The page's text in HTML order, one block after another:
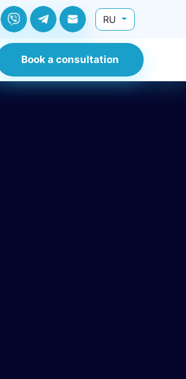
RU
Book a consultation